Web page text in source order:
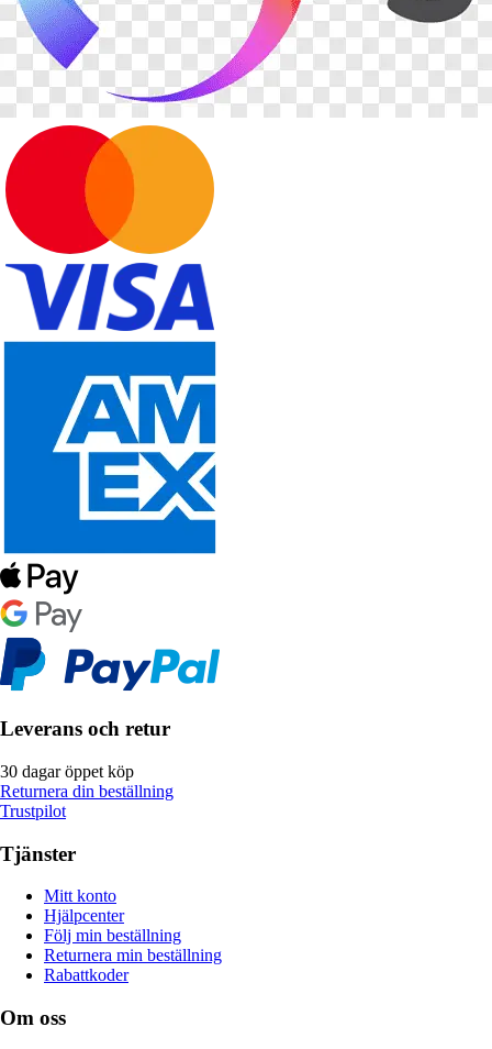
Leverans och retur
30 dagar öppet köp
Returnera din beställning
Trustpilot
Tjänster
Mitt konto
Hjälpcenter
Följ min beställning
Returnera min beställning
Rabattkoder
Om oss